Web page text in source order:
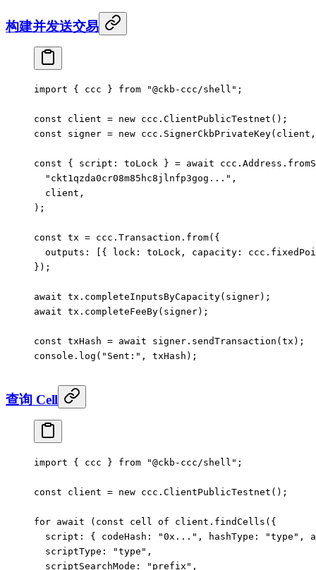
构建并发送交易
import { ccc } from "@ckb-ccc/shell" ;
const client = new ccc. ClientPublicTestnet ();
const signer = new ccc. SignerCkbPrivateKey
const { script : toLock } = await ccc.Address.
  "ckt1qzda0cr08m85hc8jlnfp3gog..."
,
  client,
);
const tx = ccc.Transaction. from({
  outputs: [{ lock: toLock, capacity: ccc.
});
await tx. completeInputsByCapacity(signer);
await tx. completeFeeBy(signer);
const txHash = await signer. sendTransaction (tx);
console. log ( "Sent:" , txHash);
查询 Cell
import { ccc } from "@ckb-ccc/shell" ;
const client = new ccc. ClientPublicTestnet ();
for await ( const cell of client. findCells ({
  script: { codeHash:
"0x..." , hashType: "type" ,
  scriptType:
"type" ,
  scriptSearchMode:
"prefix" ,